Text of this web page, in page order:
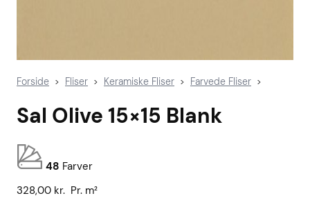
Forside > Fliser > Keramiske Fliser > Farvede Fliser >
Sal Olive 15×15 Blank
48 Farver
328,00 kr. Pr. m²